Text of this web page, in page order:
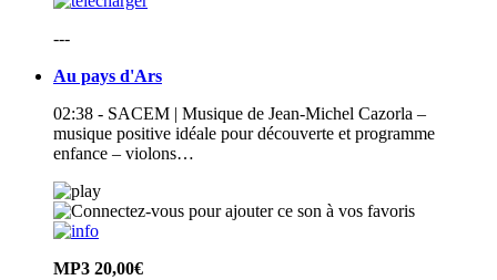
---
Au pays d'Ars
02:38 - SACEM | Musique de Jean-Michel Cazorla –
musique positive idéale pour découverte et programme
enfance – violons…
MP3 20,00€